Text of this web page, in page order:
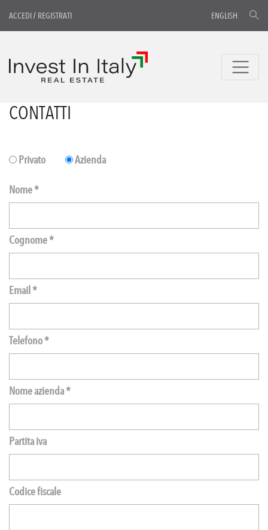
ACCEDI/ REGISTRATI ENGLISH
CONTATTI
Privato Azienda
Nome *
Cognome *
Email *
Telefono *
Nome azienda *
Partita iva
Codice fiscale